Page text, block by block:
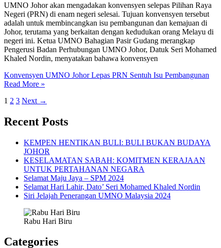
UMNO Johor akan mengadakan konvensyen selepas Pilihan Raya
Negeri (PRN) di enam negeri selesai. Tujuan konvensyen tersebut
adalah untuk membincangkan isu pembangunan dan kemajuan di
Johor, terutama yang berkaitan dengan kedudukan orang Melayu di
negeri ini. Ketua UMNO Bahagian Pasir Gudang merangkap
Pengerusi Badan Perhubungan UMNO Johor, Datuk Seri Mohamed
Khaled Nordin, menyatakan bahawa konvensyen
Konvensyen UMNO Johor Lepas PRN Sentuh Isu Pembangunan
Read More »
1 2 3 Next →
Recent Posts
KEMPEN HENTIKAN BULI: BULI BUKAN BUDAYA
JOHOR
KESELAMATAN SABAH: KOMITMEN KERAJAAN
UNTUK PERTAHANAN NEGARA
Selamat Maju Jaya – SPM 2024
Selamat Hari Lahir, Dato’ Seri Mohamed Khaled Nordin
Siri Jelajah Penerangan UMNO Malaysia 2024
Rabu Hari Biru
Categories